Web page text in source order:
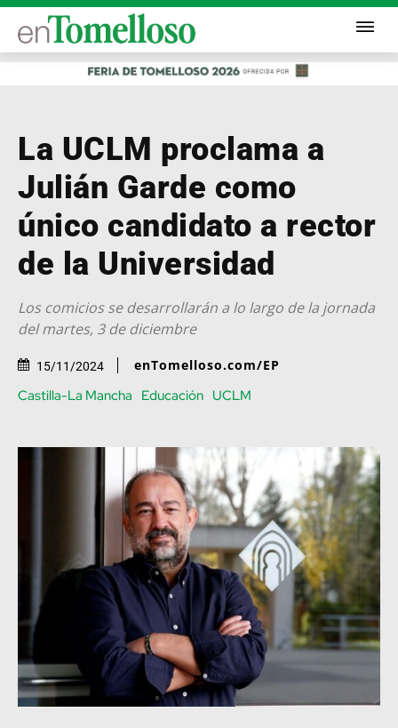
La UCLM proclama a
Julián Garde como
único candidato a rector
de la Universidad
Los comicios se desarrollarán a lo largo de la jornada
del martes, 3 de diciembre
15/11/2024 enTomelloso.com/EP
Castilla-La Mancha Educación UCLM